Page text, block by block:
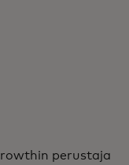
perustaja